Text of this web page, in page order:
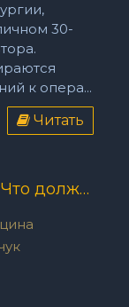
30-
к опера...
Читать
Если ваш ребенок заболел. Что должны знать и уметь родители - Андрей Яловчук